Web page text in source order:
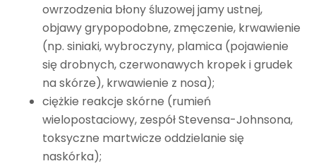
owrzodzenia błony śluzowej jamy ustnej,
objawy grypopodobne, zmęczenie, krwawienie
(np. siniaki, wybroczyny, plamica (pojawienie
się drobnych, czerwonawych kropek i grudek
na skórze), krwawienie z nosa);
ciężkie reakcje skórne (rumień
wielopostaciowy, zespół Stevensa-Johnsona,
toksyczne martwicze oddzielanie się
naskórka);